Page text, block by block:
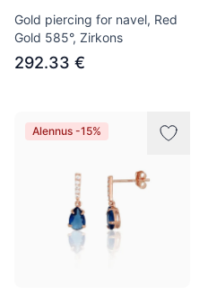
Gold piercing for navel, Red
Gold 585°, Zirkons
292.33 €
Alennus -15%